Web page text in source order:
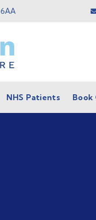
NHS Patients Book